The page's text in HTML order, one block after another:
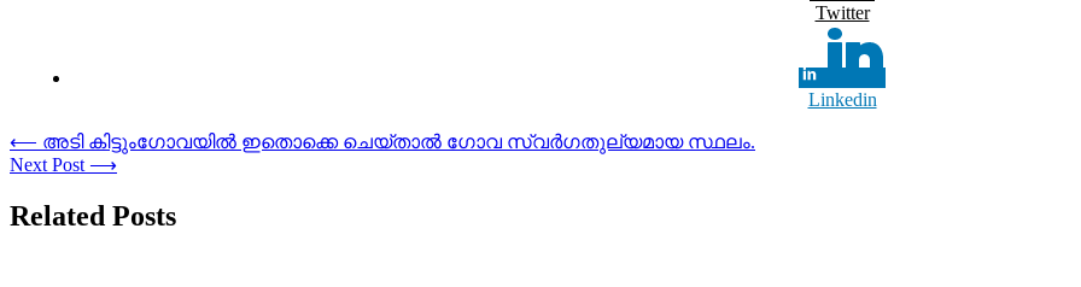
Twitter
Linkedin
Post
navigation
⟵ അടി കിട്ടുംഗോവയില്‍ ഇതൊക്കെ ചെയ്താല്‍ ഗോവ സ്വര്‍ഗതുല്യമായ സ്ഥലം.
Next Post ⟶
Related Posts